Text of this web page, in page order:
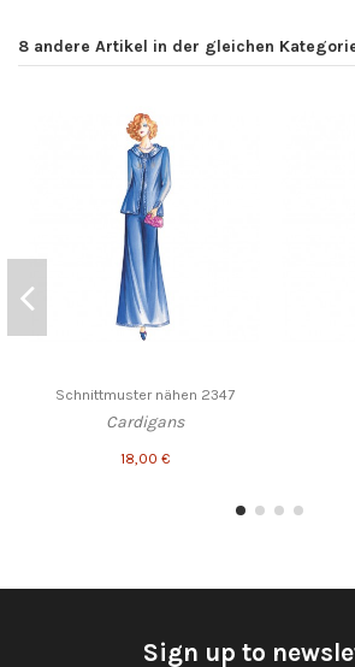
8 andere Artikel in der gleichen
Schnittmuster nähen 2347
Cardigans
18,00 €
Sign up to